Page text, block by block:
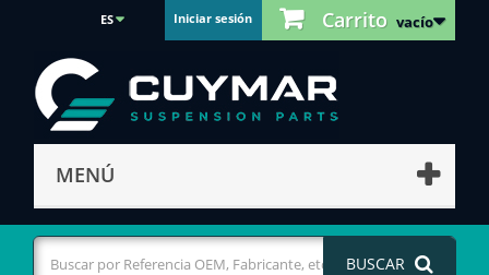
Carrito vacío
Iniciar sesión
ES
MENÚ
BUSCAR